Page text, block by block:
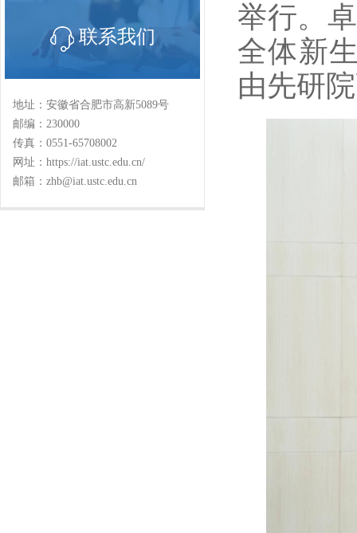
联系我们
地址：安徽省合肥市高新5089号
邮编：230000
传真：0551-65708002
网址：https://iat.ustc.edu.cn/
邮箱：zhb@iat.ustc.edu.cn
举行。
全体新
由先研